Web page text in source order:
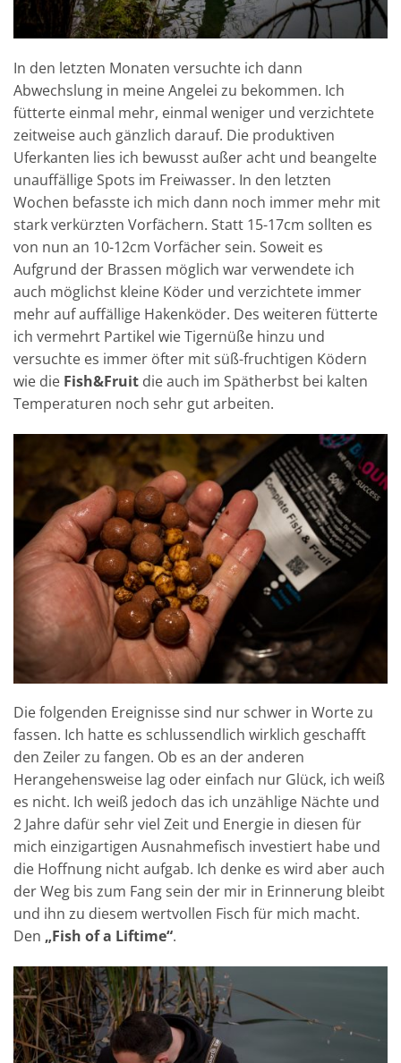
In den letzten Monaten versuchte ich dann
Abwechslung in meine Angelei zu bekommen. Ich
fütterte einmal mehr, einmal weniger und verzichtete
zeitweise auch gänzlich darauf. Die produktiven
Uferkanten lies ich bewusst außer acht und beangelte
unauffällige Spots im Freiwasser. In den letzten
Wochen befasste ich mich dann noch immer mehr mit
stark verkürzten Vorfächern. Statt 15-17cm sollten es
von nun an 10-12cm Vorfächer sein. Soweit es
Aufgrund der Brassen möglich war verwendete ich
auch möglichst kleine Köder und verzichtete immer
mehr auf auffällige Hakenköder. Des weiteren fütterte
ich vermehrt Partikel wie Tigernüße hinzu und
versuchte es immer öfter mit süß-fruchtigen Ködern
wie die Fish&Fruit die auch im Spätherbst bei kalten
Temperaturen noch sehr gut arbeiten.
Die folgenden Ereignisse sind nur schwer in Worte zu
fassen. Ich hatte es schlussendlich wirklich geschafft
den Zeiler zu fangen. Ob es an der anderen
Herangehensweise lag oder einfach nur Glück, ich weiß
es nicht. Ich weiß jedoch das ich unzählige Nächte und
2 Jahre dafür sehr viel Zeit und Energie in diesen für
mich einzigartigen Ausnahmefisch investiert habe und
die Hoffnung nicht aufgab. Ich denke es wird aber auch
der Weg bis zum Fang sein der mir in Erinnerung bleibt
und ihn zu diesem wertvollen Fisch für mich macht.
Den „Fish of a Liftime“.